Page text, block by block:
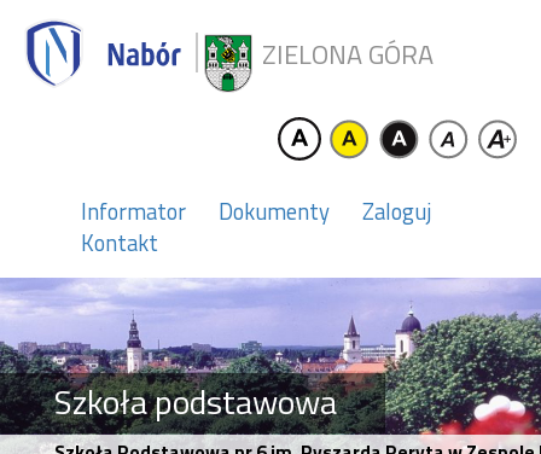
ZIELONA GÓRA
Informator Dokumenty
Zaloguj
Kontakt
Szkoła podstawowa